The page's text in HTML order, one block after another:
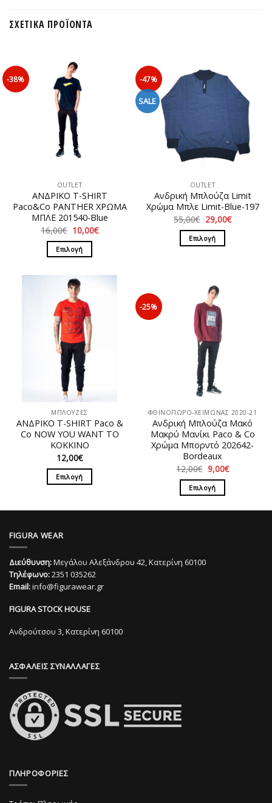
ΣΧΕΤΙΚΆ ΠΡΟΪΌΝΤΑ
-38%
OUTLET
ΑΝΔΡΙΚΟ T-SHIRT
Paco&Co PANTHER ΧΡΩΜΑ
ΜΠΛΕ 201540-Blue
16,00€ Original
price
was:
16,00€.
10,00€Η
τρέχουσα
Επιλογή
το
προϊόν
έχει
πολλαπλές
παραλλαγές.
Οι
επιλογές
μπορούν
να
επιλεγούν
στη
σελίδα
του
προϊόντος
-47%
SALE
OUTLET
Ανδρική Μπλούζα Limit
Χρώμα Μπλε Limit-Blue-197
55,00€ Original
price
was:
55,00€.
29,00€Η
τρέχουσα
Επιλογή
έχει
πολλαπλές
παραλλαγές.
Οι
επιλογές
μπορούν
να
επιλεγούν
στη
του
προϊόντος
ΜΠΛΟΥΖΕΣ
ΑΝΔΡΙΚΟ T-SHIRT Paco &
Co NOW YOU WANT TO
ΚΟΚΚΙΝΟ
12,00€
Επιλογή
Οι
επιλογές
μπορούν
να
στη
προϊόντος
-25%
ΦΘΙΝΟΠΩΡΟ-ΧΕΙΜΩΝΑΣ 2020-21
Ανδρική Μπλούζα Mακό
Μακρύ Μανίκι Paco & Co
Χρώμα Μπορντό 202642-
Βordeaux
12,00€ Original
price
was:
12,00€.
9,00€Η
τρέχουσα
Επιλογή
το
παραλλαγές.
FIGURA WEAR
Διεύθυνση:Μεγάλου Αλεξάνδρου 42, Κατερίνη 60100
Τηλέφωνο:2351 035262
Email:info@figurawear.gr
FIGURA STOCK HOUSE
Ανδρούτσου 3, Κατερίνη 60100
ΑΣΦΑΛΕΙΣ ΣΥΝΑΛΛΑΓΕΣ
ΠΛΗΡΟΦΟΡΙΕΣ